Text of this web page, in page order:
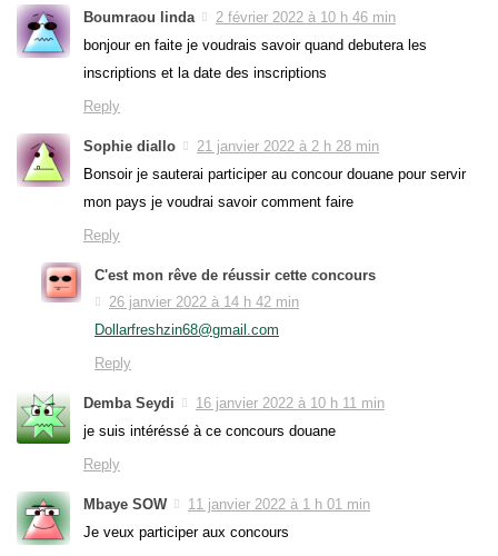
Boumraou linda
2 février 2022 à 10 h 46 min
bonjour en faite je voudrais savoir quand debutera les
inscriptions et la date des inscriptions
Reply
Sophie diallo
21 janvier 2022 à 2 h 28 min
Bonsoir je sauterai participer au concour douane pour servir
mon pays je voudrai savoir comment faire
Reply
C'est mon rêve de réussir cette concours
26 janvier 2022 à 14 h 42 min
Dollarfreshzin68@gmail.com
Reply
Demba Seydi
16 janvier 2022 à 10 h 11 min
je suis intéréssé à ce concours douane
Reply
Mbaye SOW
11 janvier 2022 à 1 h 01 min
Je veux participer aux concours